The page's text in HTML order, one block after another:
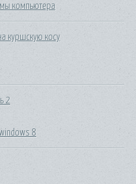
компьютера
куршскую косу
2
8